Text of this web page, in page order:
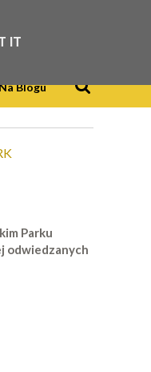
Parku
odwiedzanych
IT